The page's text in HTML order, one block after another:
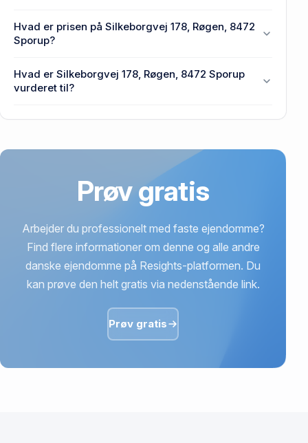
Silkeborgvej 178, Røgen, 8472 Sporup.
Hvad er prisen på Silkeborgvej 178, Røgen, 8472
Sporup?
8472 Sporup senest blev handlet i 2023.
Hvad er Silkeborgvej 178, Røgen, 8472 Sporup
vurderet til?
Prøv gratis
Arbejder du professionelt med faste ejendomme?
Find flere informationer om denne og alle andre
danske ejendomme på Resights-platformen. Du
kan prøve den helt gratis via nedenstående link.
Prøv gratis